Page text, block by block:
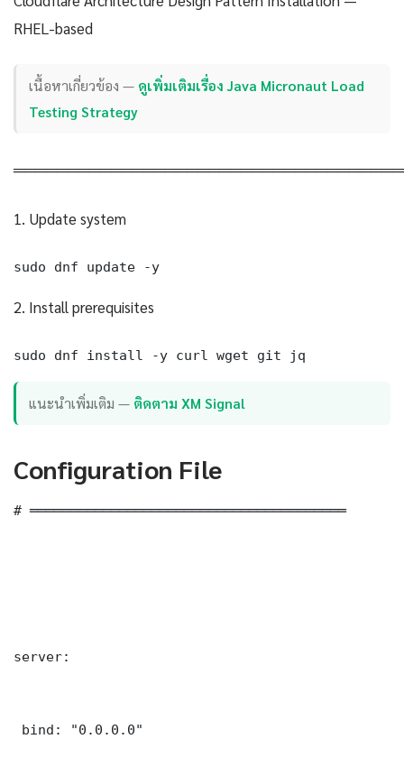
RHEL-based
เนื้อหาเกี่ยวข้อง — ดูเพิ่มเติมเรื่อง Java Micronaut Load
Testing Strategy
1. Update system
sudo dnf update -y
2. Install prerequisites
sudo dnf install -y curl wget git jq
แนะนำเพิ่มเติม — ติดตาม XM Signal
Configuration File
# ═══════════════════════════════════════
server:
bind: "0.0.0.0"